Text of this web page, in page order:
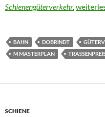
Schienengüterverkehr. Mehr
BAHN DOBRINDT
M MASTERPLAN
SCHIENE